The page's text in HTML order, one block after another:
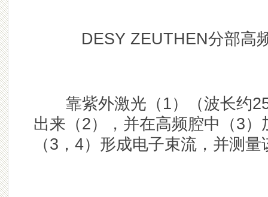
DESY ZEUTHEN分部高频
靠紫外激光（1）（波长约
出来（2），并在高频腔中（3
（3，4）形成电子束流，并测